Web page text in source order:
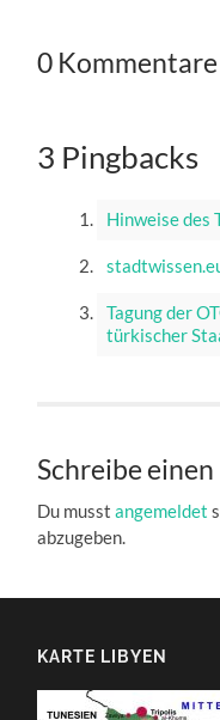
0 Kommentare
3 Pingbacks
Hinweise des
Tagung der
türkischer
Schreibe
Du musstangemeldet
abzugeben.
KARTE LIBYEN